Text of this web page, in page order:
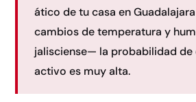
ático de tu casa en
cambios de temperatura y
jalisciense— la probabilidad
activo es muy alta.